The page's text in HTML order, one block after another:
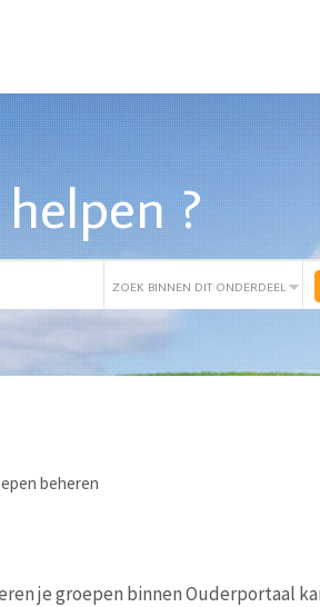
?
beheren
je groepen binnen Ouderportaal